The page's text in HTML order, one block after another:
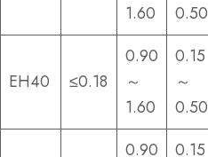
1.60
0.50
EH40 ≤0.18
0.90
～
1.60
0.15
～
0.50
0.90
0.15